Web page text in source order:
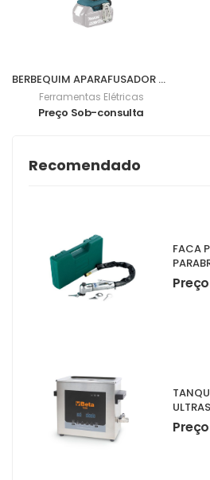
BERBEQUIM APARAFUSADOR BL 18V 62Nm DDF482Z
Ferramentas Elétricas
Preço Sob-consulta
Recomendado
FACA